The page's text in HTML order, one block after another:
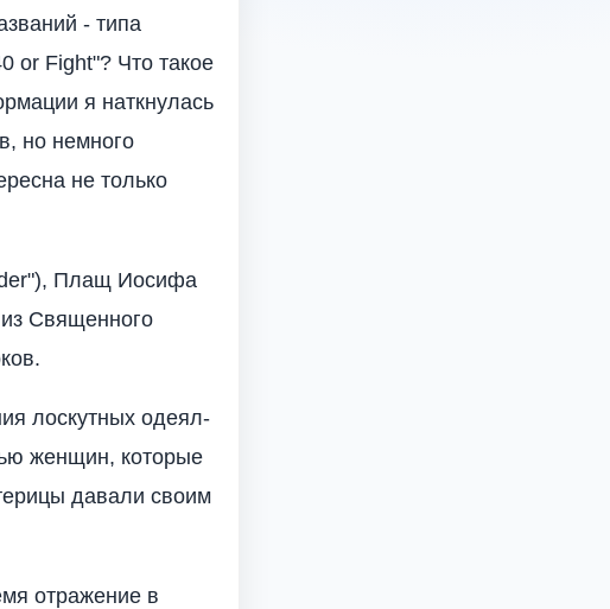
- типа
or Fight"? Что такое
я наткнулась
но немного
не только
Плащ Иосифа
из Священного
лоскутных одеял-
женщин, которые
давали своим
отражение в